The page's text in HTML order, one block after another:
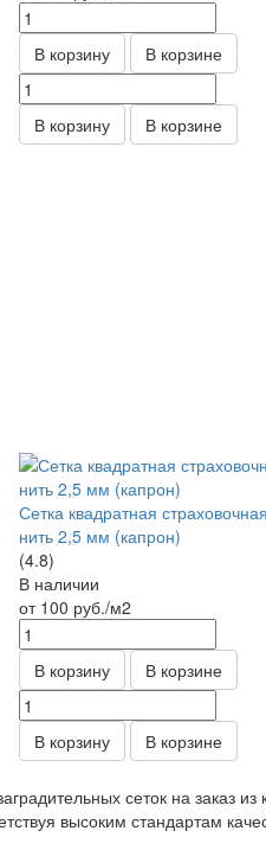
В корзину В корзине
В корзину В корзине
Сетка квадратная
нить 2,5 мм (капрон)
(4.8)
В наличии
от 100 руб./м2
В корзину В корзине
В корзину В корзине
сеток на
высоким стандартам